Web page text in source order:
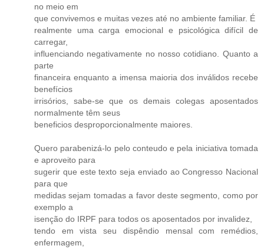
no meio em
que convivemos e muitas vezes até no ambiente familiar. É
realmente uma carga emocional e psicológica difícil de
carregar,
influenciando negativamente no nosso cotidiano. Quanto a
parte
financeira enquanto a imensa maioria dos inválidos recebe
benefícios
irrisórios, sabe-se que os demais colegas aposentados
normalmente têm seus
beneficios desproporcionalmente maiores.
Quero parabenizá-lo pelo conteudo e pela iniciativa tomada
e aproveito para
sugerir que este texto seja enviado ao Congresso Nacional
para que
medidas sejam tomadas a favor deste segmento, como por
exemplo a
isenção do IRPF para todos os aposentados por invalidez,
tendo em vista seu dispêndio mensal com remédios,
enfermagem,